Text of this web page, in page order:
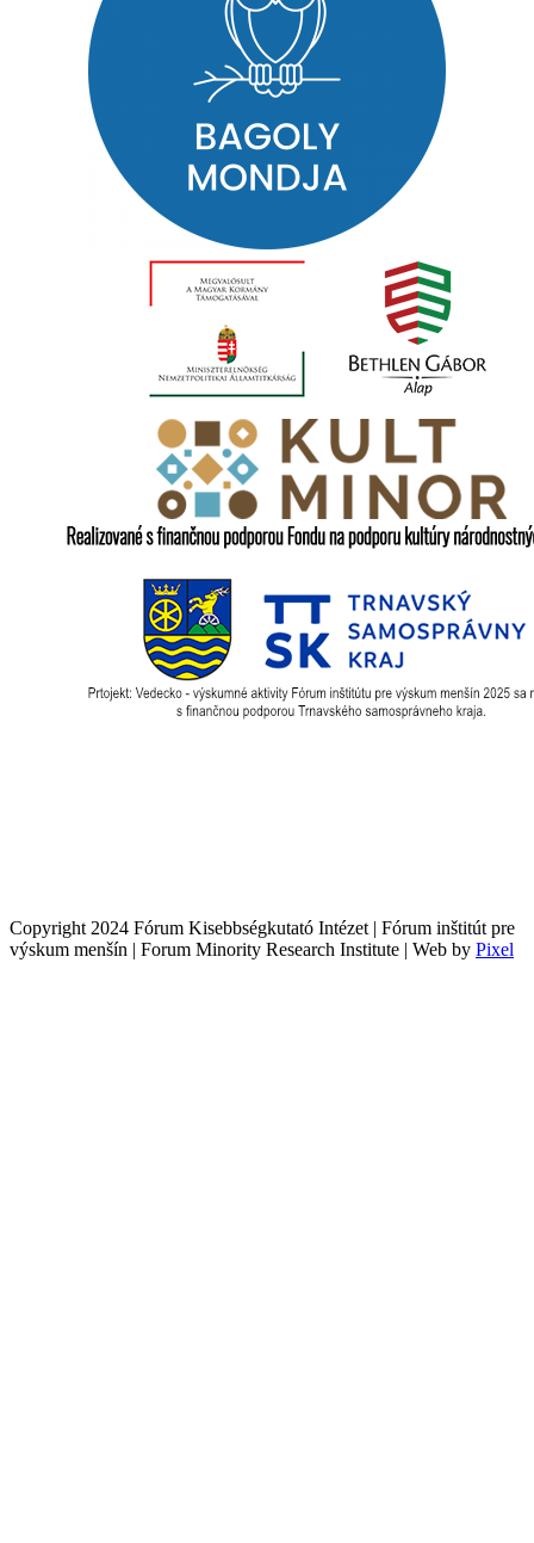
Copyright 2024 Fórum Kisebbségkutató Intézet | Fórum inštitút pre
výskum menšín | Forum Minority Research Institute | Web by Pixel